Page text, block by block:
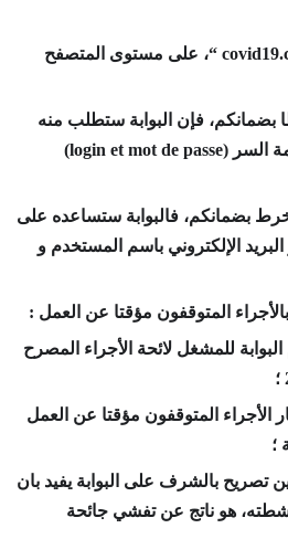
1.1 إدخال الرابط ” covid19.cnss.ma “، على مستوى المتصفح
بضمانكم، فإن البوابة ستطلب منه
إدخال اسم المستخدم و كلمة السر (login et mot de passe)
بضمانكم، فالبوابة ستساعده على
الإلكتروني باسم المستخدم و
المتوقفون مؤقتا عن العمل :
البوابة للمشغل لائحة الأجراء المصرح
الأجراء المتوقفون مؤقتا عن العمل
؛
تصريح بالشرف على البوابة يفيد بان
هو ناتج عن تفشي جائحة